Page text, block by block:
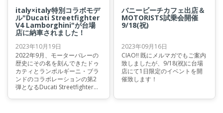
italy×italy特別コラボモデ
ル"Ducati Streetfighter
V4 Lamborghini"が台場
店に納車されました！
2023年10月19日
2022年9月、モーターバレーの
歴史にその名を刻んできたドゥ
カティとランボルギーニ・ブラ
ンドのコラボレーションの第2
弾となるDucati Streetfighter
バニービーチカフェ出店＆
MOTORISTS試乗会開催
9/18(祝)
2023年09月16日
CIAO!! 既にメルマガでもご案内
致しましたが、9/18(祝)に台場
店にて1日限定のイベントを開
催致します！